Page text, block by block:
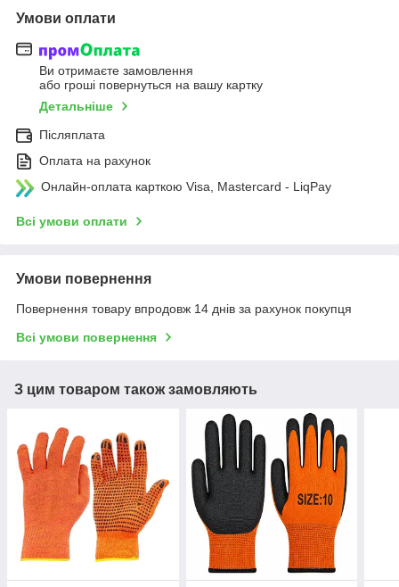
Умови оплати
Ви отримаєте замовлення
або гроші повернуться на вашу картку
Детальніше
Післяплата
Оплата на рахунок
Онлайн-оплата карткою Visa, Mastercard - LiqPay
Всі умови оплати
Умови повернення
Повернення товару впродовж 14 днів за рахунок покупця
Всі умови повернення
З цим товаром також замовляють